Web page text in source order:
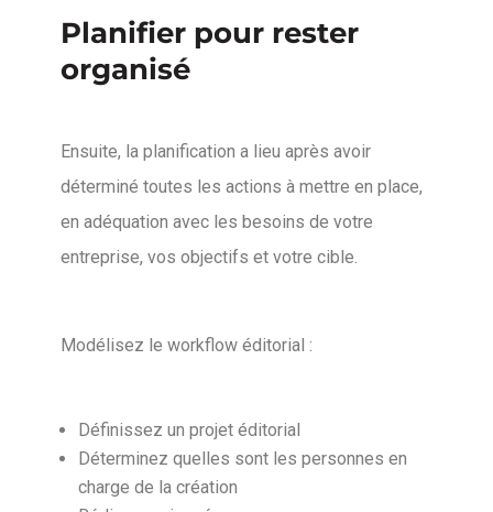
Planifier pour rester
organisé
Ensuite, la planification a lieu après avoir
déterminé toutes les actions à mettre en place,
en adéquation avec les besoins de votre
entreprise, vos objectifs et votre cible.
Modélisez le workflow éditorial :
Définissez un projet éditorial
Déterminez quelles sont les personnes en
charge de la création